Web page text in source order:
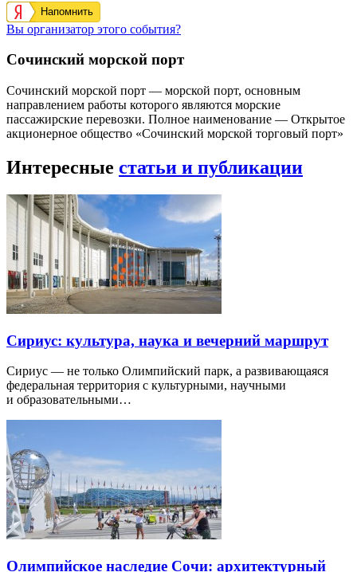
Напомнить
Вы организатор этого события?
Сочинский морской порт
Сочинский морской порт — морской порт, основным
направлением работы которого являются морские
пассажирские перевозки. Полное наименование — Открытое
акционерное общество «Сочинский морской торговый порт»
Интересные статьи и публикации
Сириус: культура, наука и вечерний маршрут
Сириус — не только Олимпийский парк, а развивающаяся
федеральная территория с культурными, научными
и образовательными…
Олимпийское наследие Сочи: архитектурный